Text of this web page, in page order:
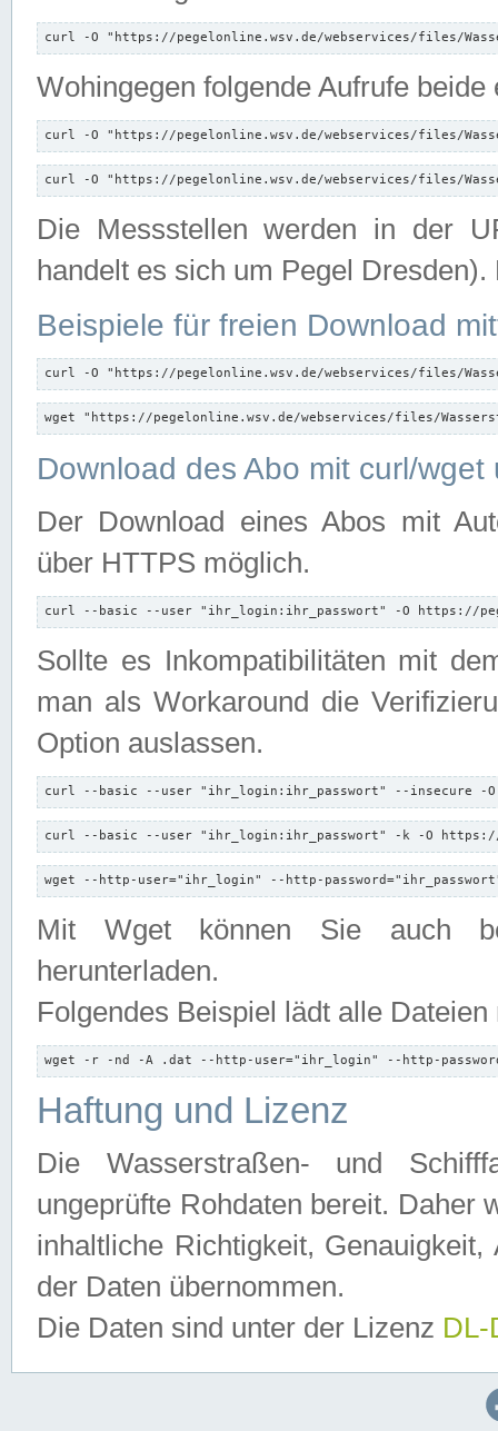
curl -O "https://pegelonline.wsv.de/webservices/files/
Wohingegen folgende Aufrufe beide
curl -O "https://pegelonline.wsv.de/webservices/files/
curl -O "https://pegelonline.wsv.de/webservices/files/
Die Messstellen werden in der
handelt es sich um Pegel
Beispiele für freien Download
curl -O "https://pegelonline.wsv.de/webservices/files/
wget "https://pegelonline.wsv.de/webservices/files/
Download des Abo mit curl/
Der Download eines Abos mit
über HTTPS möglich.
curl --basic --user "ihr_login:ihr_passwort" -O https://
Sollte es Inkompatibilitäten mit
man als Workaround die
Option auslassen.
curl --basic --user "ihr_login:ihr_passwort" --insecure -
curl --basic --user "ihr_login:ihr_passwort" -k -O
wget --http-user="ihr_login" --http-
Mit Wget können Sie auch
herunterladen.
Folgendes Beispiel lädt alle
wget -r -nd -A .dat --http-user="ihr_login" --http-
Haftung und Lizenz
Die Wasserstraßen- und
ungeprüfte Rohdaten bereit. Daher
inhaltliche Richtigkeit,
der Daten übernommen.
Die Daten sind unter der Lizenz